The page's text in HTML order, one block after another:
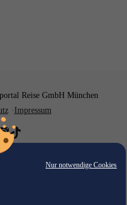
Nur notwendige Cookies
Reise GmbH München
Impressum